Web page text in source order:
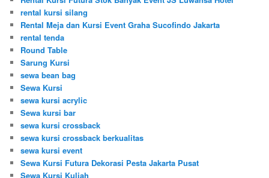
rental kursi silang
Rental Meja dan Kursi Event Graha Sucofindo Jakarta
rental tenda
Round Table
Sarung Kursi
sewa bean bag
Sewa Kursi
sewa kursi acrylic
Sewa kursi bar
sewa kursi crossback
sewa kursi crossback berkualitas
sewa kursi event
Sewa Kursi Futura Dekorasi Pesta Jakarta Pusat
Sewa Kursi Kuliah